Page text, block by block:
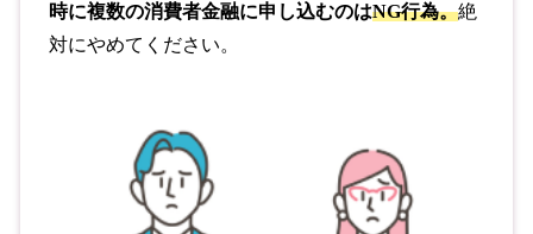
時に複数の消費者金融に申し込むのはNG行為。絶
対にやめてください。